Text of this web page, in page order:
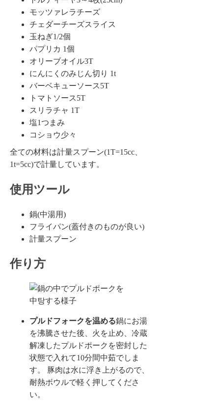
モッツァレラチーズ
チェダーチーズスライス
玉ねぎ1/2個
パプリカ 1個
オリーブオイル3T
にんにくのみじん切り 1t
バーベキューソース5T
トマトソース5T
スリラチャ 1T
塩1つまみ
コショウ少々
全ての材料は計量スプーン(1T=15cc、
1t=5cc)で計量しています。
使用ツール
鍋(中湯用)
フライパン(蓋付きのものが良い)
計量スプーン
作り方
プルドフォークを温める鍋にお湯
を沸騰させた後、火を止め、冷蔵
解凍したプルドポークを密封した
状態で入れて10分間中茹でしま
す。 豚肉は水に浮き上がるので、
耐熱ボウルで軽く押してくださ
い。